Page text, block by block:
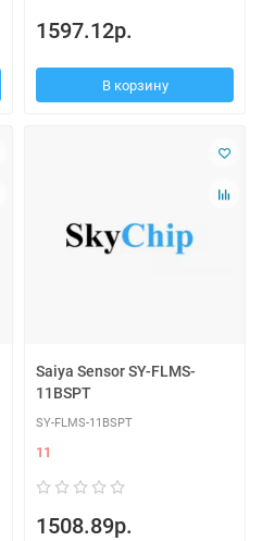
1597.12р.
В корзину
Saiya Sensor SY-FLMS-
11BSPT
SY-FLMS-11BSPT
11
1508.89р.